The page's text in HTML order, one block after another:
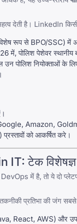
देती है। LinkedIn
रूप से BPO/SSC) में
में, पोलिश पेशेवर स्थानीय
उन पोलिश नियोक्ताओं के
(Google, Amazon,
को आकर्षित करे।
IT: टेक विशेषज्ञ
में है, तो ये दो
प्रतिभा की जंग
React, AWS) और